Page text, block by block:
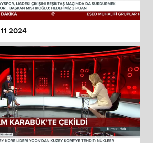
11 2024